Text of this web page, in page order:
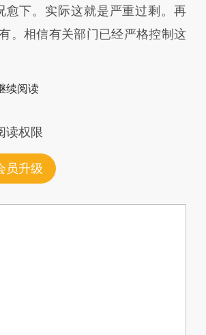
下。实际这就是严重过剩。再
。相信有关部门已经严格控制这
续阅读
读权限
员升级